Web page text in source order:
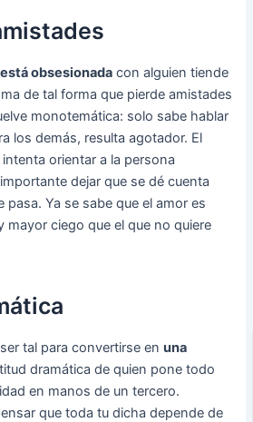
está obsesionada con alguien tiende
de tal forma que pierde amistades
monotemática: solo sabe hablar
los demás, resulta agotador. El
orientar a la persona
dejar que se dé cuenta
pasa. Ya se sabe que el amor es
mayor ciego que el que no quiere
tal para convertirse enuna
dramática de quien pone todo
en manos de un tercero.
que toda tu dicha depende de